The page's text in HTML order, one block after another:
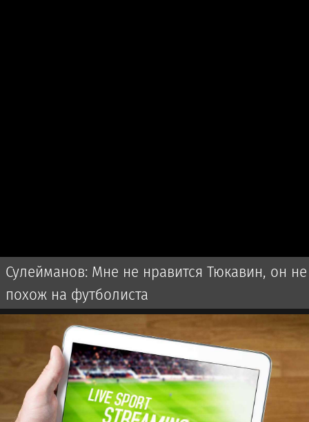
Сулейманов: Мне не нравится Тюкавин, он не
похож на футболиста